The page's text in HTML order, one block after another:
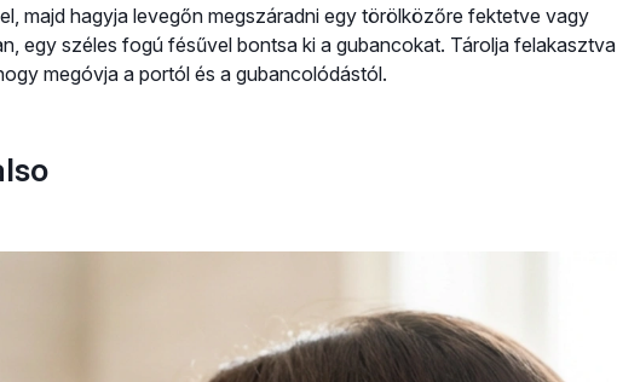
majd hagyja levegőn megszáradni egy törölközőre fektetve vagy
egy széles fogú fésűvel bontsa ki a gubancokat. Tárolja felakasztva
megóvja a portól és a gubancolódástól.